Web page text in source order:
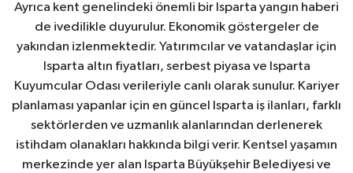
Ayrıca kent genelindeki önemli bir Isparta yangın haberi
de ivedilikle duyurulur. Ekonomik göstergeler de
yakından izlenmektedir. Yatırımcılar ve vatandaşlar için
Isparta altın fiyatları, serbest piyasa ve Isparta
Kuyumcular Odası verileriyle canlı olarak sunulur. Kariyer
planlaması yapanlar için en güncel Isparta iş ilanları, farklı
sektörlerden ve uzmanlık alanlarından derlenerek
istihdam olanakları hakkında bilgi verir. Kentsel yaşamın
merkezinde yer alan Isparta Büyükşehir Belediyesi ve